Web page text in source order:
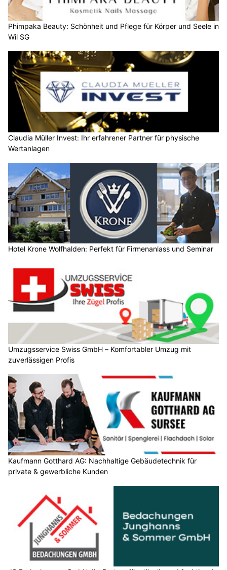
Phimpaka Beauty: Schönheit und Pflege für Körper und Seele in
Wil SG
Claudia Müller Invest: Ihr erfahrener Partner für physische
Wertanlagen
Hotel Krone Wolfhalden: Perfekt für Firmenanlass und Seminar
Umzugsservice Swiss GmbH – Komfortabler Umzug mit
zuverlässigen Profis
Kaufmann Gotthard AG: Nachhaltige Gebäudetechnik für
private & gewerbliche Kunden